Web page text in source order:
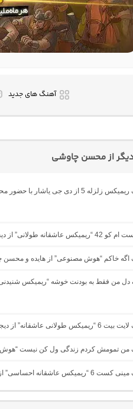
آهنگ های جدید
از محسن چاوشی
دانلود آهنگ ریمیکس زلزله 5 از دی
طولانی” از دیجی امکو
اگه خاکم “هوش مصنوعی” از هایده و
دل من فقط به بودنت خوشه “ریمیکس
عاشقانه” از دیجی پدوکس
من تمومش کردم زندگی ول کن نیست
عاشقانه احساسی” از دیجی مهراس